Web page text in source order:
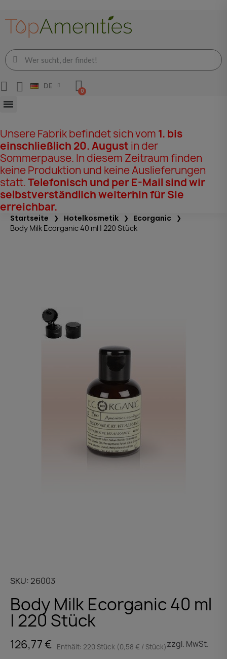
DE
Unsere Fabrik befindet sich vom 1. bis
einschließlich 20. August in der
Sommerpause. In diesem Zeitraum finden
keine Produktion und keine Auslieferungen
statt.Telefonisch und per E-Mail sind wir
selbstverständlich weiterhin für Sie
erreichbar.
Startseite Hotelkosmetik Ecorganic
Body Milk Ecorganic 40 ml | 220 Stück
SKU 26003
Body Milk Ecorganic 40 ml
| 220 Stück
126,77 € Enthält: 220 Stück (0,58 € / Stück)zzgl. MwSt.